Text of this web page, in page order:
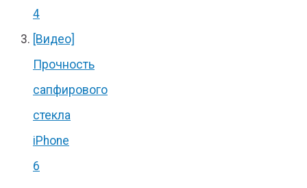
4
[Видео]
Прочность
сапфирового
стекла
iPhone
6